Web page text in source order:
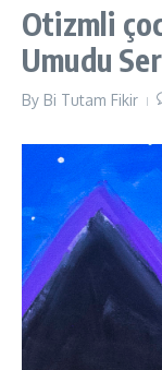
Otizmli
Umudu
By Bi Tutam Fikir